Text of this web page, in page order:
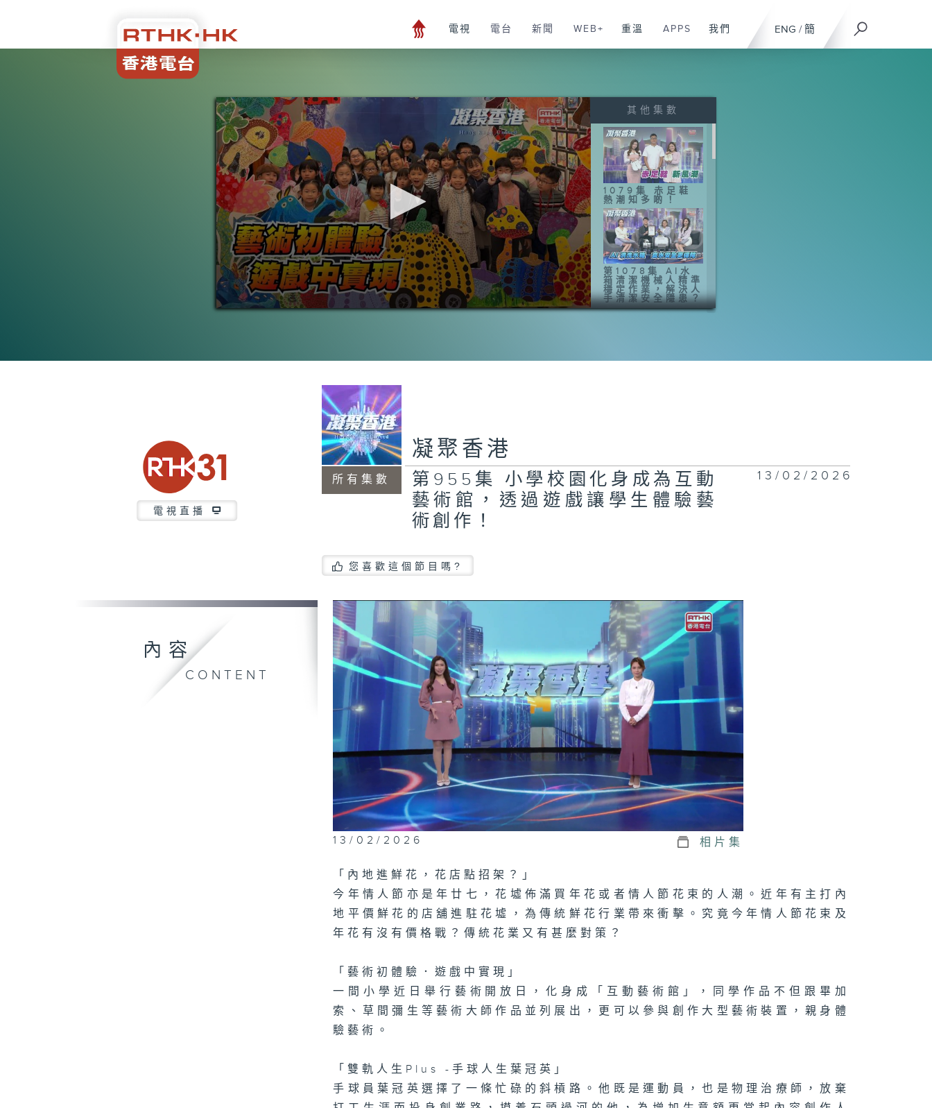
ENG / 簡
電視 電台 新聞 WEB+ 重溫 APPS 我們
0
其他集數
1079集 赤足鞋
熱潮知多啲！
第1078集 AI水
箱清潔機械人精準
穩定作業，解決人
手清潔安全隱患？
廢新市場，助大眾
在日常輕鬆減廢
第1074集 木匠鑽
研傳統榫卯，賦予
木頭第二次生命
1073集 屋邨籃球
場如何成為青年的
夢想舞台？
第1072集 舒緩
腫瘤副作用，中醫
1071集 大人細路
都啱玩！新興運動
「鬥陣」點樣透過
電視直播
所有集數
凝聚香港
第955集 小學校園化身成為互動
藝術館，透過遊戲讓學生體驗藝
術創作！
13/02/2026
您喜歡這個節目嗎?
內容
CONTENT
13/02/2026 相片集
「內地進鮮花，花店點招架？」
今年情人節亦是年廿七，花墟佈滿買年花或者情人節花束的人潮。近年有主打內
地平價鮮花的店舖進駐花墟，為傳統鮮花行業帶來衝擊。究竟今年情人節花束及
年花有沒有價格戰？傳統花業又有甚麼對策？
「藝術初體驗．遊戲中實現」
一間小學近日舉行藝術開放日，化身成「互動藝術館」，同學作品不但跟畢加
索、草間彌生等藝術大師作品並列展出，更可以參與創作大型藝術裝置，親身體
驗藝術。
「雙軌人生Plus -手球人生葉冠英」
手球員葉冠英選擇了一條忙碌的斜槓路。他既是運動員，也是物理治療師，放棄